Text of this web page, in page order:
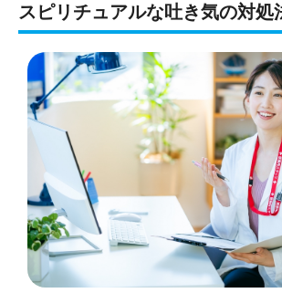
スピリチュアルな吐き気の対処